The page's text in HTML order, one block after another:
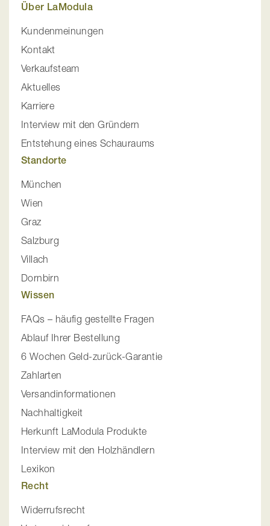
Über LaModula
Kundenmeinungen
Kontakt
Verkaufsteam
Aktuelles
Karriere
Interview mit den Gründern
Entstehung eines Schauraums
Standorte
München
Wien
Graz
Salzburg
Villach
Dornbirn
Wissen
FAQs – häufig gestellte Fragen
Ablauf Ihrer Bestellung
6 Wochen Geld-zurück-Garantie
Zahlarten
Versandinformationen
Nachhaltigkeit
Herkunft LaModula Produkte
Interview mit den Holzhändlern
Lexikon
Recht
Widerrufsrecht